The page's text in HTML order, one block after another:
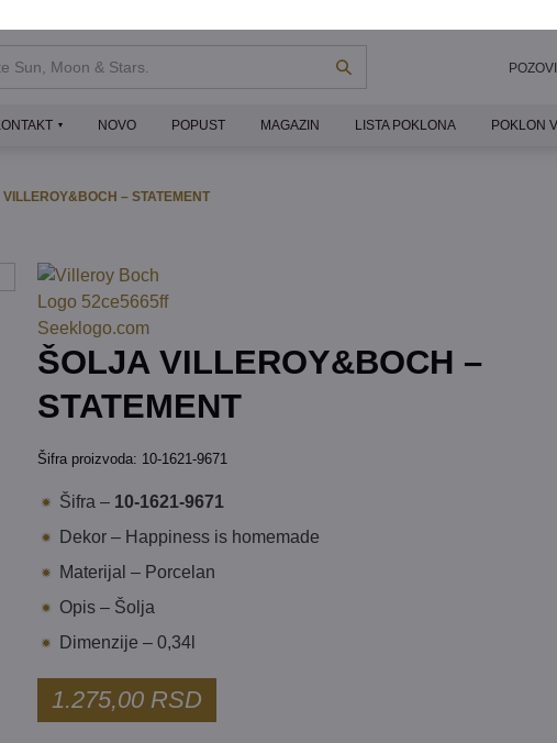
– STATEMENT
ŠOLJA VILLEROY&BOCH –
STATEMENT
Šifra proizvoda: 10-1621-9671
Šifra – 10-1621-9671
Dekor – Happiness is homemade
Materijal – Porcelan
Opis – Šolja
Dimenzije – 0,34l
1.275,00 RSD